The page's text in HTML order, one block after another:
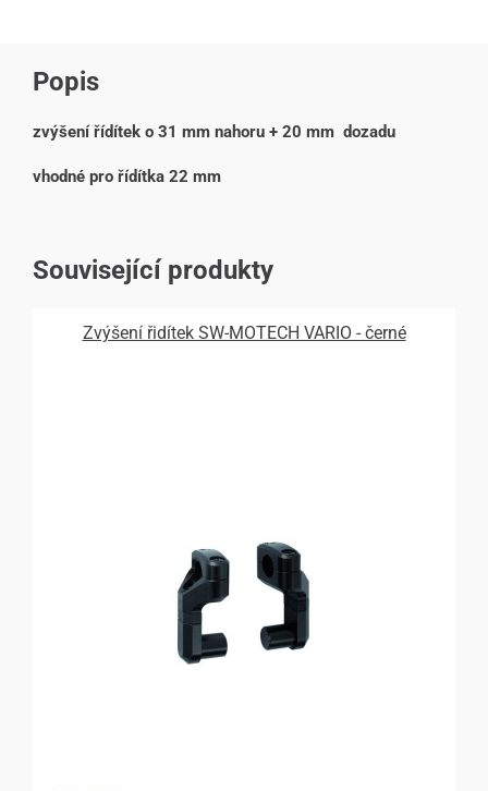
Popis
zvýšení řídítek o 31 mm nahoru + 20 mm dozadu
vhodné pro řídítka 22 mm
Související produkty
Zvýšení řidítek SW-MOTECH VARIO - černé